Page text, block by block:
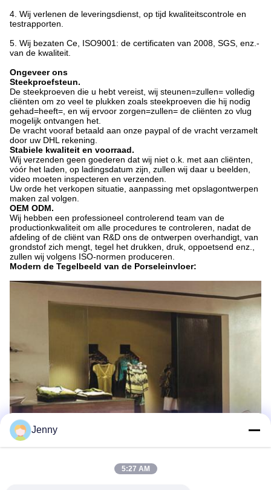
4. Wij verlenen de leveringsdienst, op tijd kwaliteitscontrole en
testrapporten.
5. Wij bezaten Ce, ISO9001: de certificaten van 2008, SGS, enz.-
van de kwaliteit.
Ongeveer ons
Steekproefsteun.
De steekproeven die u hebt vereist, wij steunen=zullen= volledig
cliënten om zo veel te plukken zoals steekproeven die hij nodig
gehad=heeft=, en wij ervoor zorgen=zullen= de cliënten zo vlug
mogelijk ontvangen het.
De vracht vooraf betaald aan onze paypal of de vracht verzamelt
door uw DHL rekening.
Stabiele kwaliteit en voorraad.
Wij verzenden geen goederen dat wij niet o.k. met aan cliënten,
vóór het laden, op ladingsdatum zijn, zullen wij daar u beelden,
video moeten inspecteren en verzenden.
Uw orde het verkopen situatie, aanpassing met opslagontwerpen
maken zal volgen.
OEM ODM.
Wij hebben een professioneel controlerend team van de
productionkwaliteit om alle procedures te controleren, nadat de
afdeling of de cliënt van R&D ons de ontwerpen overhandigt, van
grondstof zich mengt, tegel het drukken, druk, oppoetsend enz.,
zullen wij volgens ISO-normen produceren.
Modern de Tegelbeeld van de Porseleinvloer:
Jenny
5:27 AM